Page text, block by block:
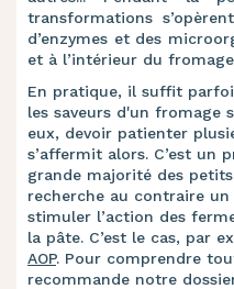
transformations
d’enzymes et des
et à l’intérieur du
En pratique, il suffit
les saveurs d'un fromage
eux, devoir patienter
s’affermit alors. C’est un
grande majorité des
recherche au contraire
stimuler l’action des
la pâte. C’est le cas, par
AOP. Pour comprendre
recommande notre